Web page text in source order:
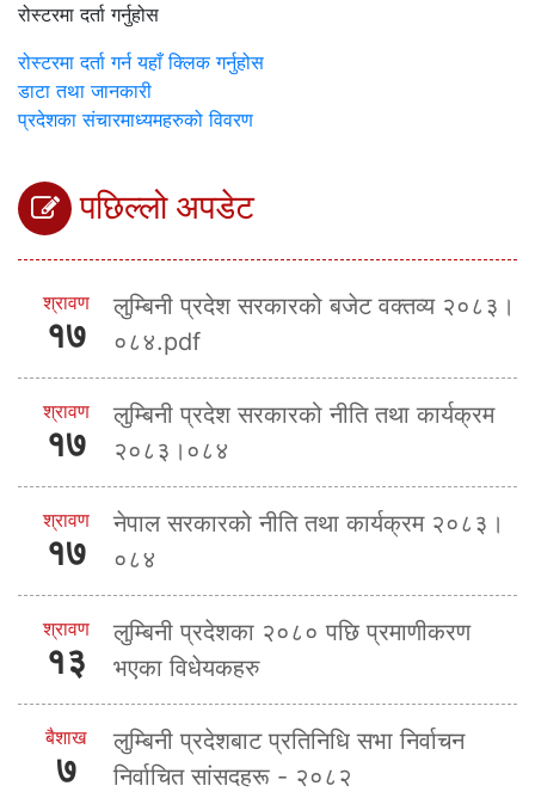
रोस्टरमा दर्ता गर्नुहोस
रोस्टरमा दर्ता गर्न यहाँ क्लिक गर्नुहोस
डाटा तथा जानकारी
प्रदेशका संचारमाध्यमहरुको विवरण
पछिल्लो अपडेट
श्रावण
१७
लुम्बिनी प्रदेश सरकारको बजेट वक्तव्य २०८३।
०८४.pdf
श्रावण
१७
लुम्बिनी प्रदेश सरकारको नीति तथा कार्यक्रम
२०८३।०८४
श्रावण
१७
नेपाल सरकारको नीति तथा कार्यक्रम २०८३।
०८४
श्रावण
१३
लुम्बिनी प्रदेशका २०८० पछि प्रमाणीकरण
भएका विधेयकहरु
बैशाख
७
लुम्बिनी प्रदेशबाट प्रतिनिधि सभा निर्वाचन
निर्वाचित सांसदहरू - २०८२